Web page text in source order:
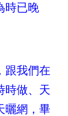
時已晚
跟我們在
時做、天
曬網，畢